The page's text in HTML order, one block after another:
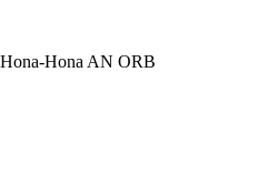
Hona AN ORB